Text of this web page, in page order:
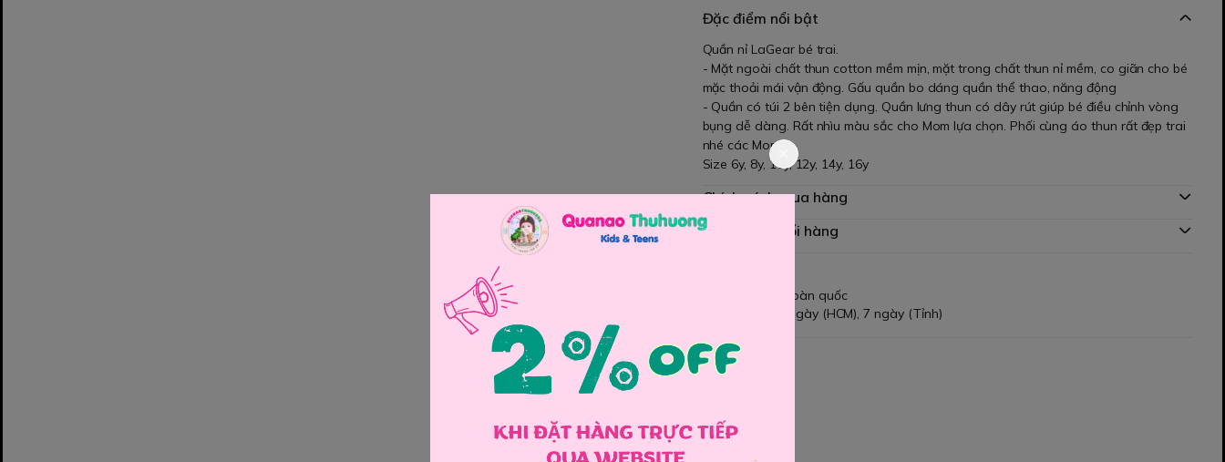
Đặc điểm nổi bật
Quần nỉ LaGear bé trai.
- Mặt ngoài chất thun cotton mềm mịn, mặt trong chất thun nỉ mềm, co giãn cho bé
mặc thoải mái vận động. Gấu quần bo dáng quần thể thao, năng động
- Quần có túi 2 bên tiện dụng. Quần lưng thun có dây rút giúp bé điều chỉnh vòng
bụng dễ dàng. Rất nhìu màu sắc cho Mom lựa chọn. Phối cùng áo thun rất đẹp trai
nhé các Mom.
Size 6y, 8y, 10y, 12y, 14y, 16y
Chính sách mua hàng
Chính sách đổi hàng
Giao hàng toàn quốc
Đổi hàng 3 ngày (HCM), 7 ngày (Tỉnh)
Chia sẻ